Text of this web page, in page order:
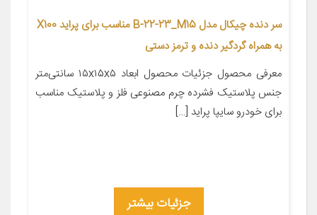
سر دنده چیکال مدل B-22-23_M15 مناسب برای پراید X100
به همراه گردگیر دنده و ترمز دستی
معرفی محصول جزئیات محصول ابعاد ۱۵x۱۵x۵ سانتی‌متر
جنس پلاستیک فشرده چرم مصنوعی فلز و پلاستیک مناسب
برای خودرو سایپا پراید […]
جزئیات بیشتر